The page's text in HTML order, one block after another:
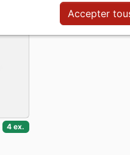
4 ex.
Accepter